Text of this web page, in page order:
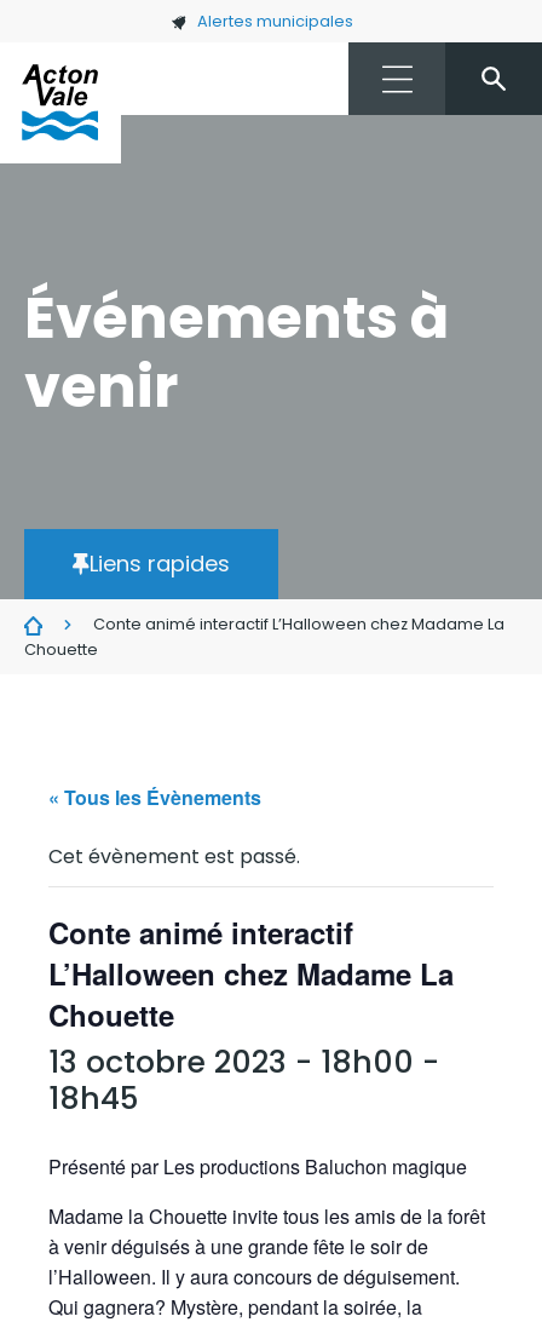
Skip to main content Alertes municipales
Événements à
venir
Liens rapides
Conte animé interactif L’Halloween chez Madame La
Chouette
« Tous les Évènements
Cet évènement est passé.
Conte animé interactif
L’Halloween chez Madame La
Chouette
13 octobre 2023 - 18h00 -
18h45
Présenté par Les productions Baluchon magique
Madame la Chouette invite tous les amis de la forêt
à venir déguisés à une grande fête le soir de
l’Halloween. Il y aura concours de déguisement.
Qui gagnera? Mystère, pendant la soirée, la